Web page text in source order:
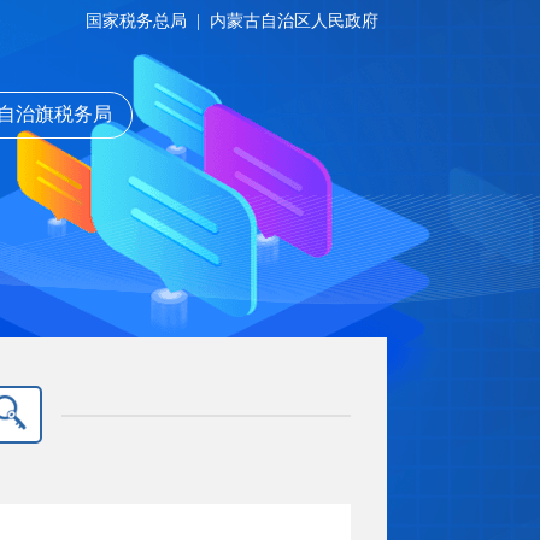
治旗税务局
国家税务总局 内蒙古自治区人民政府